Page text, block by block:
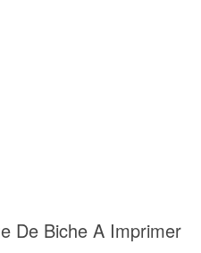
De Biche A Imprimer